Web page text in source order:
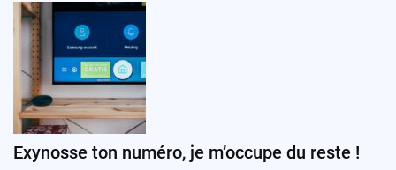
Exynosse ton numéro, je m’occupe du reste !